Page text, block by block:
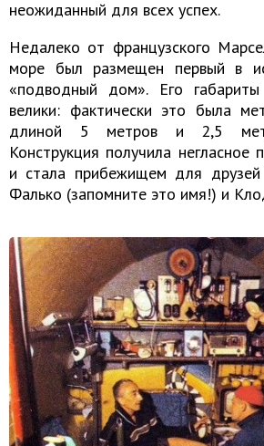
неожиданный для всех успех.
Недалеко от французского
море был размещен первый в
«подводный дом». Его
велики: фактически это была
длиной 5 метров и 2,5
Конструкция получила негласное
и стала прибежищем для
Фалько (запомните это имя!) и